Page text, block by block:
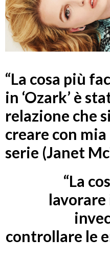
“La cosa più
in ‘Ozark’ è
relazione che
creare con
serie (Janet
“La
lavorare
controllare le